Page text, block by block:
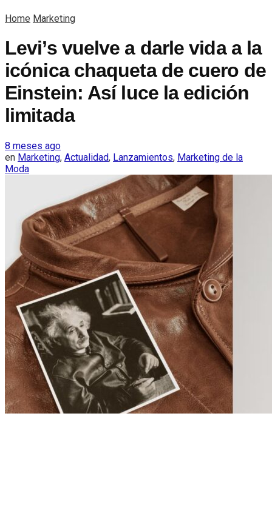
Home Marketing
Levi’s vuelve a darle vida a la
icónica chaqueta de cuero de
Einstein: Así luce la edición
limitada
8 meses ago
en Marketing, Actualidad, Lanzamientos, Marketing de la
Moda